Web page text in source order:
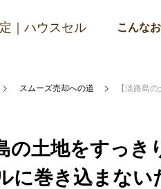
｜ハウスセル こんな
スムーズ売却への道 【淡路島
の土地をすっ
に巻き込まない